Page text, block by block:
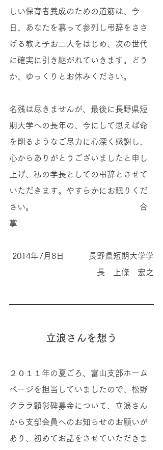
しい保育者養成のための道筋は、今
日、あなたを慕って参列し弔辞をささ
げる教え子お二人をはじめ、次の世代
に確実に引き継がれていきます。どう
か、ゆっくりとお休みください。
名残は尽きませんが、最後に長野県短
期大学への長年の、今にして思えば命
を削るようなご尽力に心深く感謝し、
心からありがとうございましたと申し
上げ、私の学長としての弔辞とさせて
いただきます。やすらかにお眠りくだ
さい。　　　　　　　　　　　　　合
掌
2014年7月8日　　　長野県短期大学学
長　上條　宏之
立浪さんを想う
２０１１年の夏ごろ、富山支部ホーム
ページを担当していましたので、松野
クララ顕彰碑募金について、立浪さん
から支部会員へのお知らせのお願いが
あり、初めてお話をさせていただきま